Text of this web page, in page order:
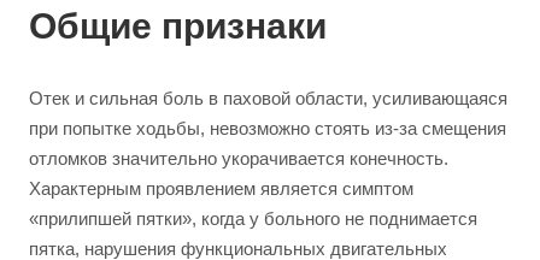
Общие признаки
Отек и сильная боль в паховой области, усиливающаяся
при попытке ходьбы, невозможно стоять из-за смещения
отломков значительно укорачивается конечность.
Характерным проявлением является симптом
«прилипшей пятки», когда у больного не поднимается
пятка, нарушения функциональных двигательных